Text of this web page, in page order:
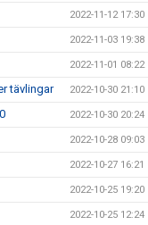
2022-11-12 17:30
2022-11-03 19:38
2022-11-01 08:22
tävlingar 2022-10-30 21:10
2022-10-30 20:24
2022-10-28 09:03
2022-10-27 16:21
2022-10-25 19:20
2022-10-25 12:24